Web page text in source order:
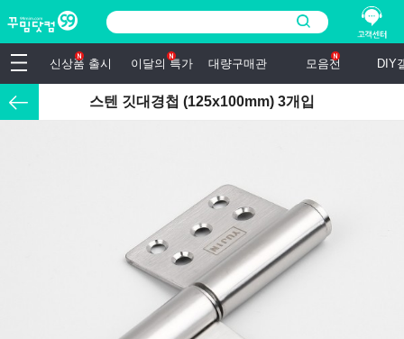
신상품 출시 이달의 특가 대량구매관 모음전 DIY
스텐 깃대경첩 (125x100mm) 3개입